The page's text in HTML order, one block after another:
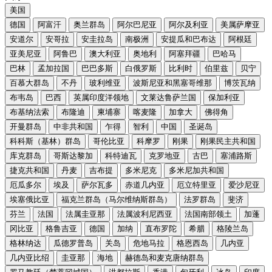
美国
德国
阿富汗 奥兰群岛 阿尔巴尼亚 阿尔及利亚
美属萨摩亚
安道尔
安哥拉 安圭拉岛 南极洲 安提瓜和巴布达
阿根廷
亚美尼亚
阿鲁巴 澳大利亚 奥地利 阿塞拜疆
巴哈马
巴林
孟加拉国 巴巴多斯 白俄罗斯 比利时 伯里兹
贝宁
百慕大群岛
不丹 玻利维亚 波斯尼亚和黑塞哥维那
博茨瓦纳
布韦岛
巴西 英属印度洋领地 文莱达鲁萨兰国
保加利亚
布基纳法索
布隆迪 柬埔寨 喀麦隆 加拿大
佛得角
开曼群岛
中非共和国 乍得 智利 中国
圣诞岛
科科斯（基林）群岛
哥伦比亚 科摩罗 刚果
刚果民主共和国
库克群岛
哥斯达黎加 科特迪瓦 克罗地亚 古巴
塞浦路斯
捷克共和国
丹麦 吉布提 多米尼克
多米尼加共和国
厄瓜多尔
埃及 萨尔瓦多 赤道几内亚 厄立特里亚
爱沙尼亚
埃塞俄比亚
福克兰群岛（马尔维纳斯群岛） 法罗群岛
斐济
芬兰
法国 法属圭亚那 法属波利尼西亚 法国南部领土
加蓬
冈比亚
格鲁吉亚 德国 加纳 直布罗陀 希腊
格陵兰岛
格林纳达
瓜德罗普岛 关岛 危地马拉 格恩西岛
几内亚
几内亚比绍
圭亚那 海地
赫德岛和麦克唐纳群岛